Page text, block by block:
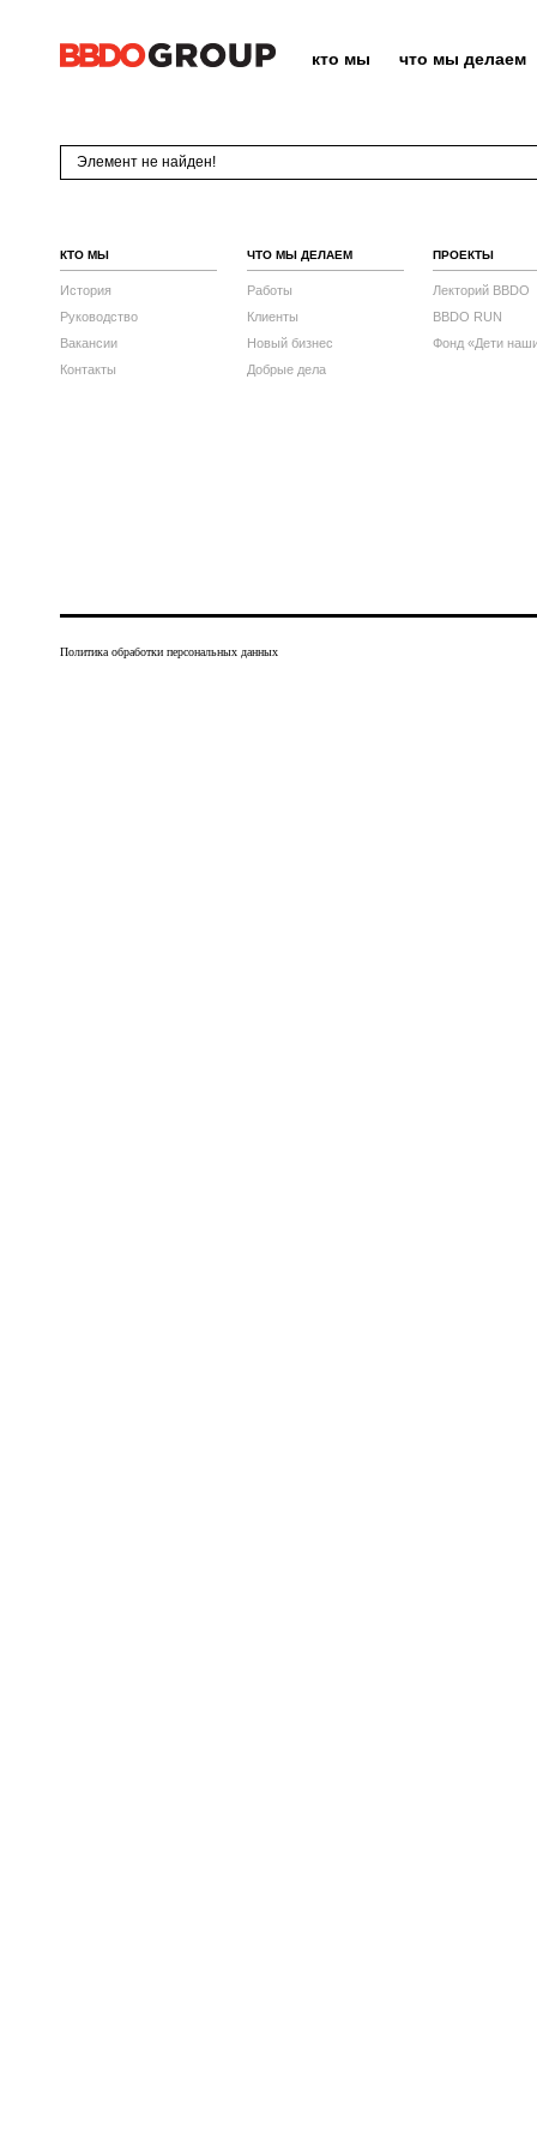
кто мы что мы делаем
Элемент не найден!
КТО МЫ
История
Руководство
Вакансии
Контакты
ЧТО МЫ ДЕЛАЕМ
Работы
Клиенты
Новый бизнес
Добрые дела
ПРОЕКТЫ
Лекторий BBDO
BBDO RUN
Фонд «Дети
Политика обработки персональных данных